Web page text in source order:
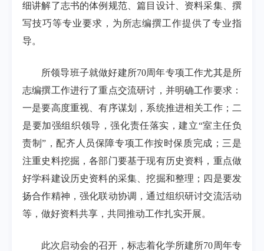
细讲解了志书的体例规范、篇目设计、资料采集、撰
写技巧等专业要求，为所志编撰工作提供了专业指
导。
所领导班子就做好建所70周年专项工作尤其是所
志编撰工作进行了重点交流研讨，并明确工作要求：
一是要高度重视、有序谋划，系统推进相关工作；二
是要加强组织领导，强化责任落实，建立“室主任负
责制”，配齐人员保障专项工作按时保质完成；三是
注重史料挖掘，各部门要基于现有历史资料，重点做
好学科建设历史资料的采集、挖掘和整理；四是要发
扬合作精神，强化联动协调，通过组织研讨交流活动
等，做好资料共享，共同推动工作扎实开展。
此次启动会的召开，标志着化学所建所70周年专